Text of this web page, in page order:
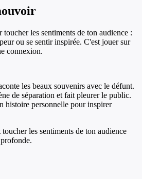
les sentiments de ton audience :
ou se sentir inspirée. C'est jouer sur
connexion.
les beaux souvenirs avec le défunt.
de séparation et fait pleurer le public.
histoire personnelle pour inspirer
les sentiments de ton audience